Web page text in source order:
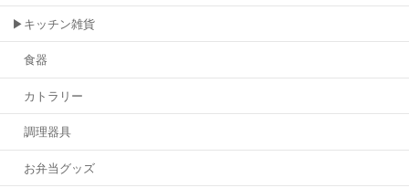
▶キッチン雑貨
食器
カトラリー
調理器具
お弁当グッズ